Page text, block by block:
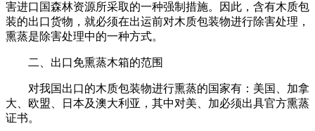
害进口国森林资源所采取的一种强制措施。因此，含有木质包
装的出口货物，就必须在出运前对木质包装物进行除害处理，
熏蒸是除害处理中的一种方式。
二、出口免熏蒸木箱的范围
对我国出口的木质包装物进行熏蒸的国家有：美国、加拿
大、欧盟、日本及澳大利亚，其中对美、加必须出具官方熏蒸
证书。